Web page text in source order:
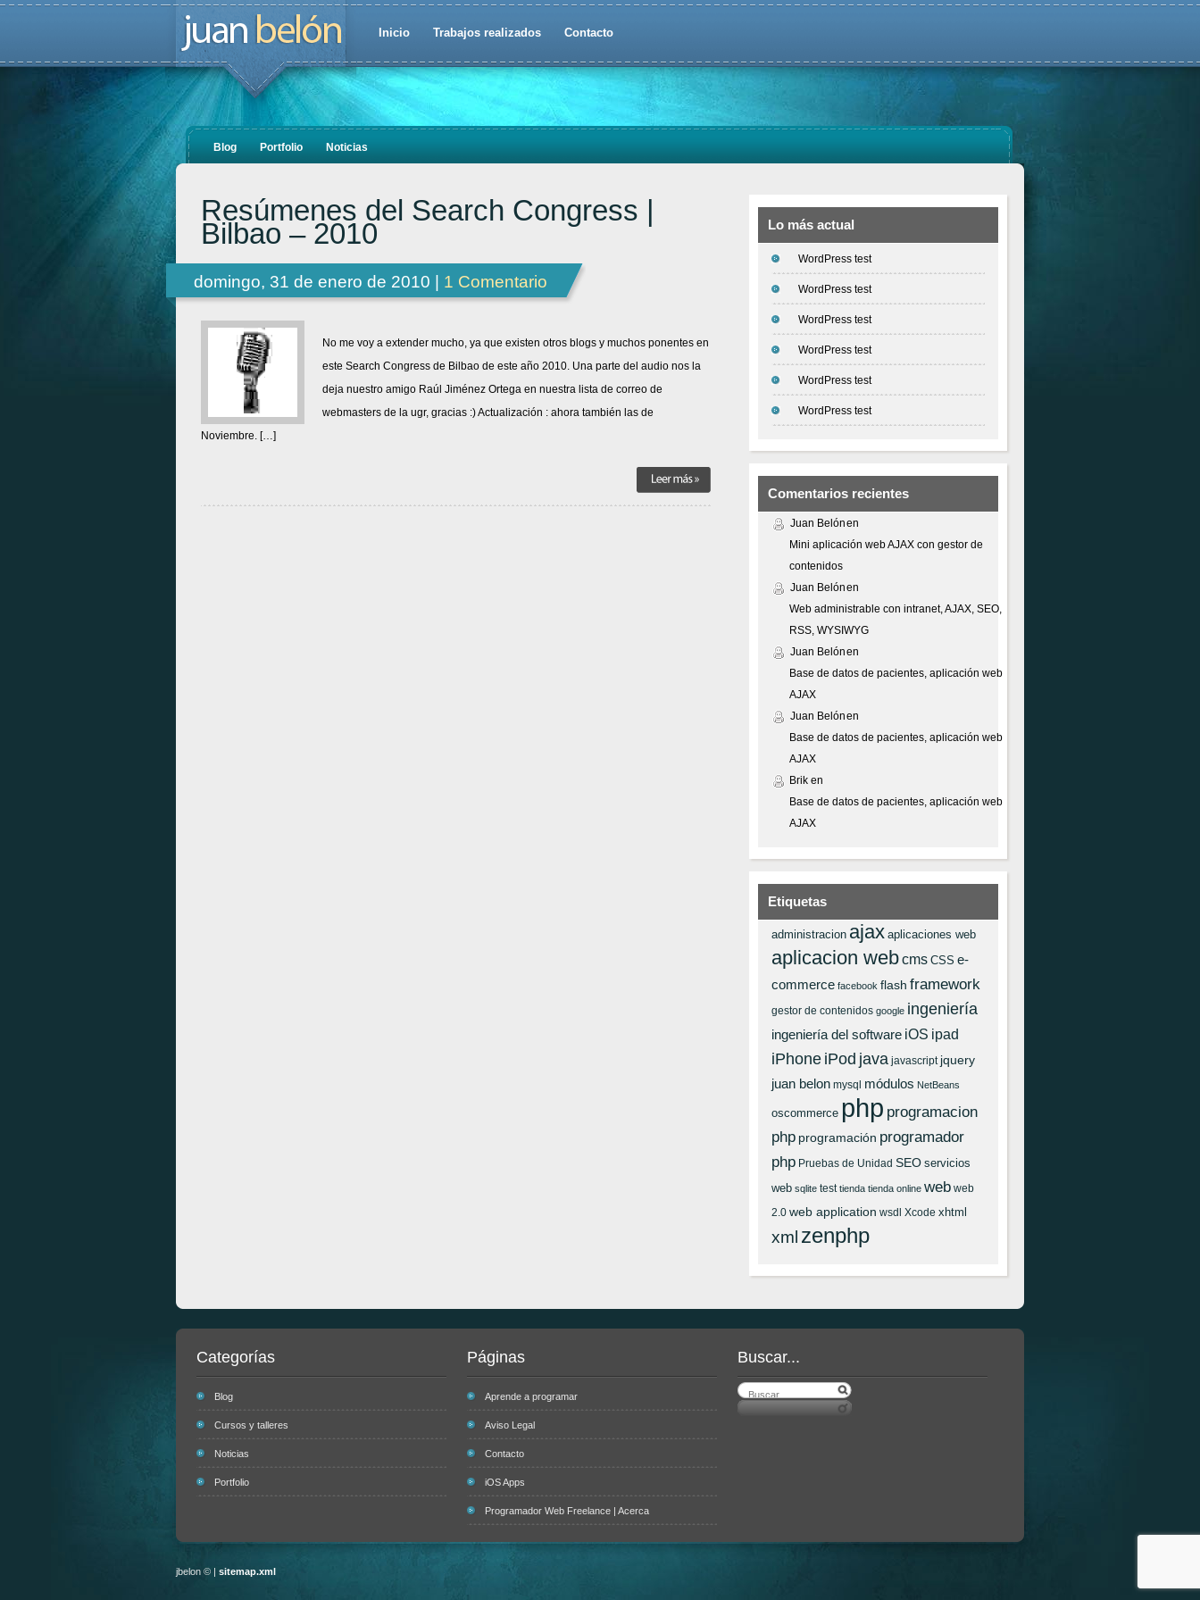
Inicio Trabajos realizados Contacto
Blog Portfolio Noticias
Resúmenes del Search Congress |
Bilbao – 2010
domingo, 31 de enero de 2010 | 1 Comentario
No me voy a extender mucho, ya que existen otros blogs y muchos ponentes en
este Search Congress de Bilbao de este año 2010. Una parte del audio nos la
deja nuestro amigo Raúl Jiménez Ortega en nuestra lista de correo de
webmasters de la ugr, gracias :) Actualización : ahora también las de
Noviembre. […]
Lo más actual
WordPress test
WordPress test
WordPress test
WordPress test
WordPress test
WordPress test
Comentarios recientes
Juan Belónen
Mini aplicación web AJAX con gestor de
contenidos
Juan Belónen
Web administrable con intranet, AJAX, SEO,
RSS, WYSIWYG
Juan Belónen
Base de datos de pacientes, aplicación web
AJAX
Juan Belónen
Base de datos de pacientes, aplicación web
AJAX
Brik en
Base de datos de pacientes, aplicación web
AJAX
Etiquetas
administracion ajax aplicaciones web
aplicacion webcms CSS e-
commerce facebook flash framework
gestor de contenidos google ingeniería
ingeniería del software iOS ipad
iPhone iPod java javascript jquery
juan belon mysql módulos NetBeans
oscommerce php programacion
php programación programador
php Pruebas de Unidad SEO servicios
web sqlite test tienda tienda online web web
2.0 web application wsdl Xcode xhtml
xml zenphp
Categorías
Blog
Cursos y talleres
Noticias
Portfolio
Páginas
Aprende a programar
Aviso Legal
Contacto
iOS Apps
Programador Web Freelance | Acerca
Buscar...
jbelon © | sitemap.xml